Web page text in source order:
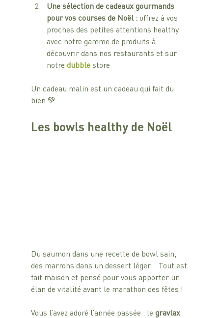
Une sélection de cadeaux gourmands
pour vos courses de Noël : offrez à vos
proches des petites attentions healthy
avec notre gamme de produits à
découvrir dans nos restaurants et sur
notre dubble store
Un cadeau malin est un cadeau qui fait du
bien 💚
Les bowls healthy de Noël
Du saumon dans une recette de bowl sain,
des marrons dans un dessert léger… Tout est
fait maison et pensé pour vous apporter un
élan de vitalité avant le marathon des fêtes !
Vous l’avez adoré l’année passée : le gravlax